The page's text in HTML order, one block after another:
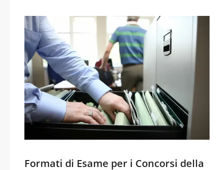
Formati di Esame per i Concorsi della